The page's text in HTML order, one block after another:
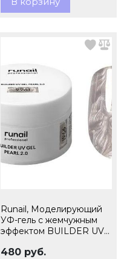
Runail, Моделирующий
УФ-гель c жемчужным
эффектом BUILDER UV
№9961
480 руб.